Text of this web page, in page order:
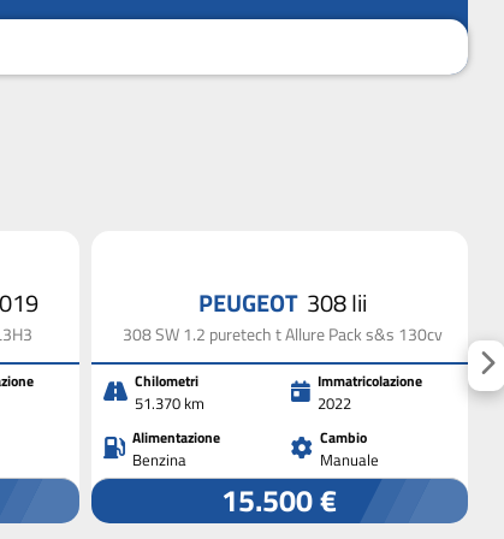
PEUGEOT 308 Iii
308 SW 1.2 puretech t Allure Pack s&s 130cv
Chilometri
51.370 km
Immatricolazione
2022
Alimentazione
Benzina
Cambio
Manuale
15.500 €